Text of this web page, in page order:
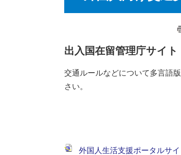
出入国在留管理庁サイト
交通ルールなどについて多言語
さい。
外国人生活支援ポータルサイ